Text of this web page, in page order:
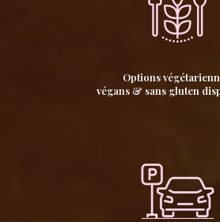
Options
végans & sans gluten